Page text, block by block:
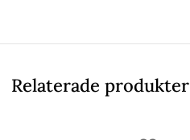
Relaterade produkter